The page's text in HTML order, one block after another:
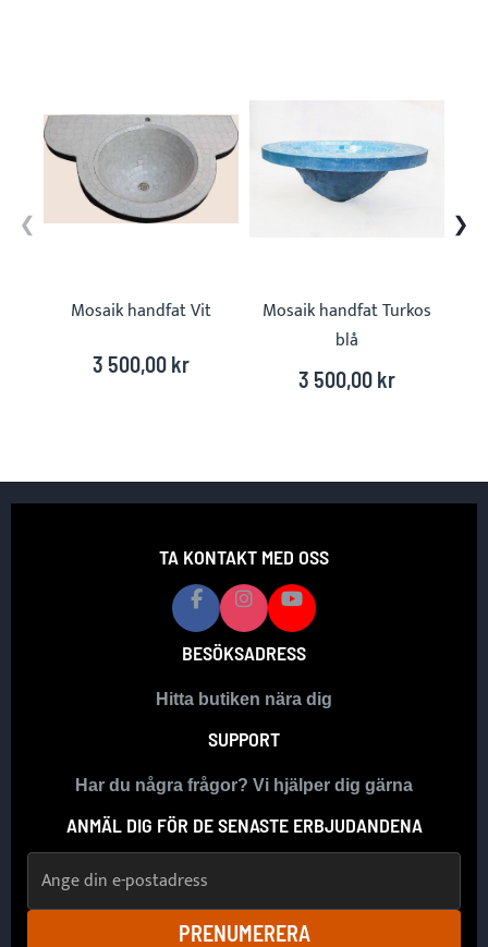
Mosaik handfat Vit
3 500,00 kr
Mosaik handfat Turkos
blå
3 500,00 kr
TA KONTAKT MED OSS
BESÖKSADRESS
Hitta butiken nära dig
SUPPORT
Har du några frågor? Vi hjälper dig gärna
ANMÄL DIG FÖR DE SENASTE ERBJUDANDENA
PRENUMERERA